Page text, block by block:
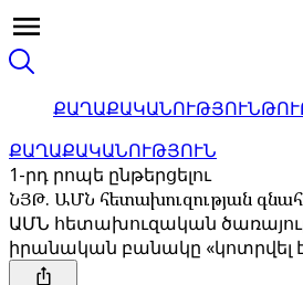
ՔԱՂԱՔԱԿԱՆՈՒԹՅՈՒՆ
ՔԱՂԱՔԱԿԱՆՈՒԹՅՈՒՆ
1-րդ րոպե ընթերցելու
ՆՅԹ. ԱՄՆ հետախուզության
ԱՄՆ հետախուզական
իրանական բանակը «կոտրվել